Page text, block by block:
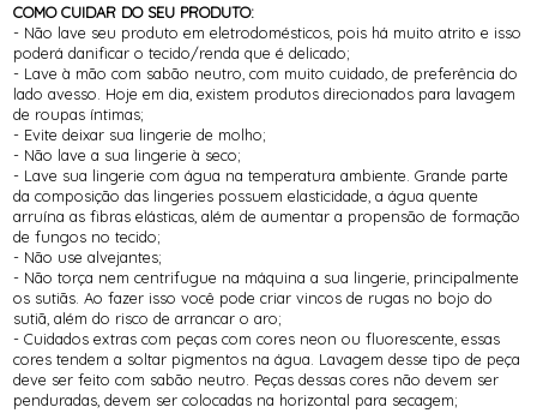
COMO CUIDAR DO SEU PRODUTO:
- Não lave seu produto em eletrodomésticos, pois há muito atrito e isso
poderá danificar o tecido/renda que é delicado;
- Lave à mão com sabão neutro, com muito cuidado, de preferência do
lado avesso. Hoje em dia, existem produtos direcionados para lavagem
de roupas íntimas;
- Evite deixar sua lingerie de molho;
- Não lave a sua lingerie à seco;
- Lave sua lingerie com água na temperatura ambiente. Grande parte
da composição das lingeries possuem elasticidade, a água quente
arruína as fibras elásticas, além de aumentar a propensão de formação
de fungos no tecido;
- Não use alvejantes;
- Não torça nem centrifugue na máquina a sua lingerie, principalmente
os sutiãs. Ao fazer isso você pode criar vincos de rugas no bojo do
sutiã, além do risco de arrancar o aro;
- Cuidados extras com peças com cores neon ou fluorescente, essas
cores tendem a soltar pigmentos na água. Lavagem desse tipo de peça
deve ser feito com sabão neutro. Peças dessas cores não devem ser
penduradas, devem ser colocadas na horizontal para secagem;